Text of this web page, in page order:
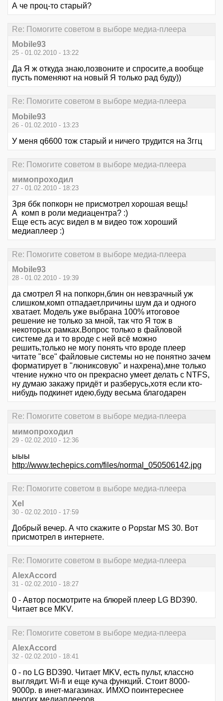
А че проц-то старый?
Re: Помогите советом в выборе медиа-плеера
Mobile93
25 - 01.02.2010 - 13:22
Да Я ж откуда знаю,позвоните и спросите,а вообще
пусть поменяют на новый Я только рад буду))
Re: Помогите советом в выборе медиа-плеера
Mobile93
26 - 01.02.2010 - 13:23
У меня q6600 тож старый и ничего трудится на 3ггц
Re: Помогите советом в выборе медиа-плеера
мимопроходил
27 - 01.02.2010 - 18:23
Зря ббк попкорн не присмотрел хорошая вещь!
А комп в роли медиацентра? :)
Еще есть асус видел в м видео тож хороший
медиаплеер :)
Re: Помогите советом в выборе медиа-плеера
Mobile93
28 - 01.02.2010 - 19:39
да смотрел Я на попкорн,блин он невзрачный уж
слишком,комп отпадает,причины шум да и одного
хватает. Модель уже выбрана 100% итоговое
решение не только за мной, так что Я тож в
некоторых рамках.Вопрос только в файловой
системе да и то вроде с ней всё можно
решить,только не могу понять что вроде плеер
читате "все" файловые системы но не понятно зачем
форматирует в "люниксовую" и нахрена),мне только
чтение нужно что он прекрасно умеет делать c NTFS,
ну думаю закажу придёт и разберусь,хотя если кто-
нибудь подкинет идею,буду весьма благодарен
Re: Помогите советом в выборе медиа-плеера
мимопроходил
29 - 02.02.2010 - 12:36
ыыы
http://www.techepics.com/files/normal_050506142.jpg
Re: Помогите советом в выборе медиа-плеера
Xel
30 - 02.02.2010 - 17:59
Добрый вечер. А что скажите о Popstar MS 30. Вот
присмотрел в интернете.
Re: Помогите советом в выборе медиа-плеера
AlexAccord
31 - 02.02.2010 - 18:27
0 - Автор посмотрите на блюрей плеер LG BD390.
Читает все MKV.
Re: Помогите советом в выборе медиа-плеера
AlexAccord
32 - 02.02.2010 - 18:41
0 - по LG BD390. Читает MKV, есть пульт, классно
выглядит. Wi-fi и еще куча функций. Стоит 8000-
9000р. в инет-магазинах. ИМХО поинтереснее
многих медиаплееров.